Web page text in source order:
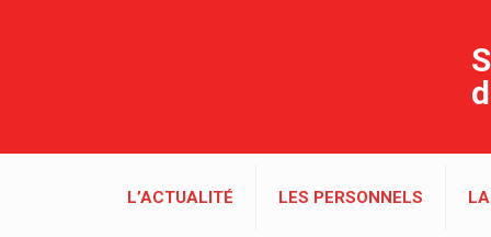
L’ACTUALITÉ LES PERSONNELS